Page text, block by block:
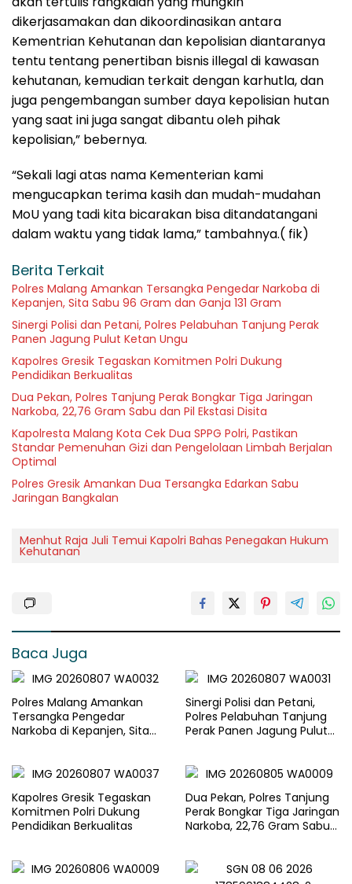
dikerjasamakan dan dikoordinasikan antara
Kementrian Kehutanan dan kepolisian diantaranya
tentu tentang penertiban bisnis illegal di kawasan
kehutanan, kemudian terkait dengan karhutla, dan
juga pengembangan sumber daya kepolisian hutan
yang saat ini juga sangat dibantu oleh pihak
kepolisian,” bebernya.
“Sekali lagi atas nama Kementerian kami
mengucapkan terima kasih dan mudah-mudahan
MoU yang tadi kita bicarakan bisa ditandatangani
dalam waktu yang tidak lama,” tambahnya.( fik)
Berita Terkait
Polres Malang Amankan Tersangka Pengedar Narkoba di
Kepanjen, Sita Sabu 96 Gram dan Ganja 131 Gram
Sinergi Polisi dan Petani, Polres Pelabuhan Tanjung Perak
Panen Jagung Pulut Ketan Ungu
Kapolres Gresik Tegaskan Komitmen Polri Dukung
Pendidikan Berkualitas
Dua Pekan, Polres Tanjung Perak Bongkar Tiga Jaringan
Narkoba, 22,76 Gram Sabu dan Pil Ekstasi Disita
Kapolresta Malang Kota Cek Dua SPPG Polri, Pastikan
Standar Pemenuhan Gizi dan Pengelolaan Limbah Berjalan
Optimal
Polres Gresik Amankan Dua Tersangka Edarkan Sabu
Jaringan Bangkalan
Menhut Raja Juli Temui Kapolri Bahas Penegakan Hukum
Kehutanan
Baca Juga
Polres Malang Amankan
Tersangka Pengedar
Narkoba di Kepanjen, Sita
Sinergi Polisi dan Petani,
Polres Pelabuhan Tanjung
Perak Panen Jagung Pulut
Kapolres Gresik Tegaskan
Komitmen Polri Dukung
Pendidikan Berkualitas
Dua Pekan, Polres Tanjung
Perak Bongkar Tiga Jaringan
Narkoba, 22,76 Gram Sabu